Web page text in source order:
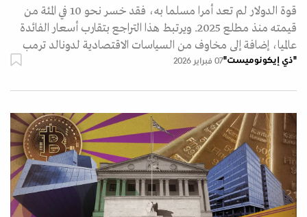
قوة الدولار لم تعد أمرا مسلما به، فقد خسر نحو 10 في المئة من
قيمته منذ مطلع 2025. ويرتبط هذا التراجع بتقارب أسعار الفائدة
عالميا، إضافة إلى مخاوف من السياسات الاقتصادية لدونالد ترمب
"ذي إيكونوميست"07 فبراير 2026